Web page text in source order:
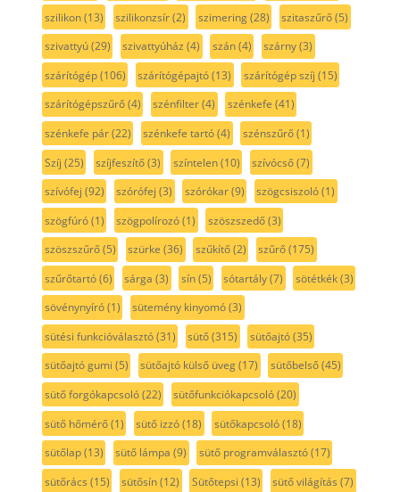
szilikon(13) szilikonzsír(2) szimering(28) szitaszűrő(5)
szivattyú(29) szivattyúház (4) szán(4) szárny(3)
szárítógép(106) szárítógépajtó(13) szárítógép szíj (15)
szárítógépszűrő(4) szénfilter(4) szénkefe (41)
szénkefe pár(22) szénkefe tartó(4) szénszűrő(1)
Szíj (25) szíjfeszítő(3) színtelen(10) szívócső(7)
szívófej (92) szórófej (3) szórókar(9) szögcsiszoló(1)
szögfúró(1) szögpolírozó(1) szöszszedő(3)
szöszszűrő(5) szürke (36) szűkítő(2) szűrő(175)
szűrőtartó(6) sárga (3) sín(5) sótartály(7) sötétkék(3)
sövénynyíró(1) sütemény kinyomó(3)
sütési funkcióválasztó(31) sütő(315) sütőajtó(35)
sütőajtó gumi (5) sütőajtó külső üveg(17) sütőbelső(45)
sütő forgókapcsoló(22) sütőfunkciókapcsoló(20)
sütő hőmérő(1) sütő izzó(18) sütőkapcsoló(18)
sütőlap(13) sütő lámpa (9) sütő programválasztó(17)
sütőrács (15) sütősín(12) Sütőtepsi (13) sütő világítás (7)